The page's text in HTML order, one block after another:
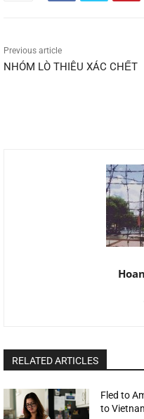
Previous article
NHÓM LÒ THIÊU XÁC CHẾT
RELATED ARTICLES
Fled to
to